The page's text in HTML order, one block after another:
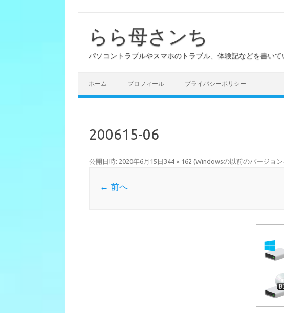
らら母さンち
パソコントラブルやスマホのトラブル、体験記などを書い
ホーム プロフィール プライバシーポリシー
200615-06
公開日時: 2020年6月15日 344 × 162 (Windowsの以前のバージョン
← 前へ